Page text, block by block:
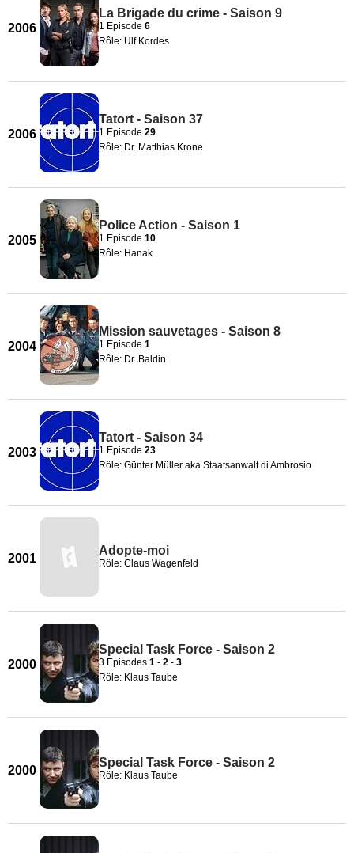
2006
La Brigade du crime - Saison 9
1 Episode 6
Rôle: Ulf Kordes
2006
Tatort - Saison 37
1 Episode 29
Rôle: Dr. Matthias Krone
2005
Police Action - Saison 1
1 Episode 10
Rôle: Hanak
2004
Mission sauvetages - Saison 8
1 Episode 1
Rôle: Dr. Baldin
2003
Tatort - Saison 34
1 Episode 23
Rôle: Günter Müller aka Staatsanwalt di Ambrosio
2001
Adopte-moi
Rôle: Claus Wagenfeld
2000
Special Task Force - Saison 2
3 Episodes 1 - 2 - 3
Rôle: Klaus Taube
2000
Special Task Force - Saison 2
Rôle: Klaus Taube